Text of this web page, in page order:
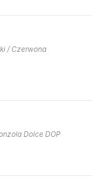
/ Czerwona
Dolce DOP